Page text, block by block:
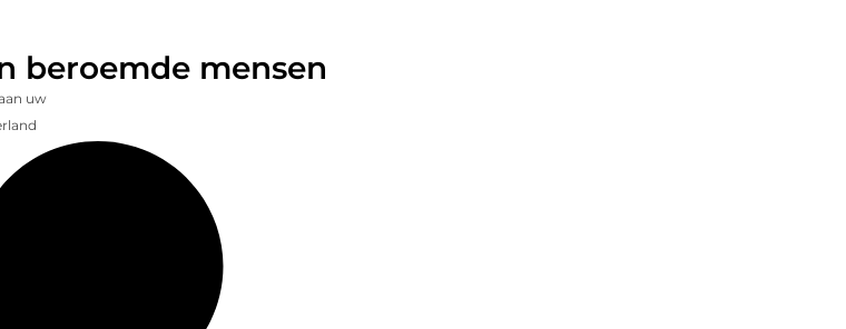
beroemde mensen
uw